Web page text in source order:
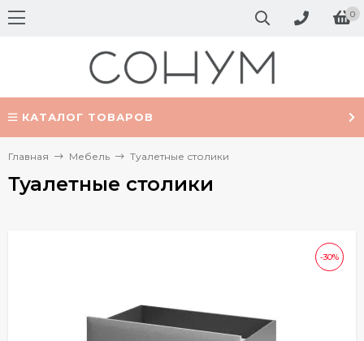
0
КАТАЛОГ ТОВАРОВ
Главная Мебель Туалетные столики
Туалетные столики
-30%